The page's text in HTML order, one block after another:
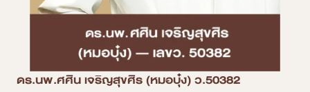
ดร.นพ.ศศิน เจริญสุขศิร (หมอบุ๋ง) ว.50382